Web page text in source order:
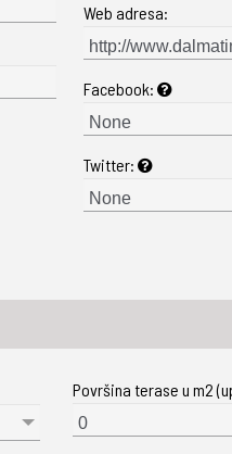
Web adresa:
Facebook:
Twitter:
Površina terase u m2